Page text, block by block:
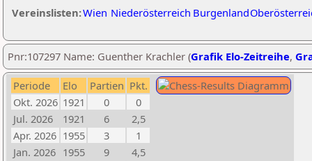
Vereinslisten:Wien Niederösterreich Burgenland
Pnr:107297 Name: Guenther Krachler (Grafik Elo-Zeitreihe,
Periode Elo Partien Pkt.
Okt. 2026 1921 0
0
Jul. 2026
1921 6
2,5
Apr. 2026 1955 3
1
Jan. 2026 1955 9
4,5